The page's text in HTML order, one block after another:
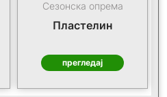
Сезонска опрема
Пластелин
прегледај